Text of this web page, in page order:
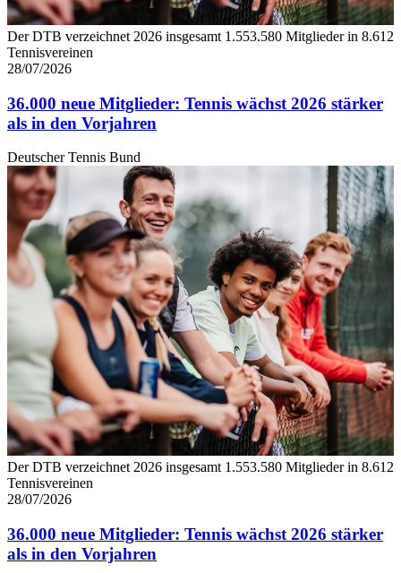
Der DTB verzeichnet 2026 insgesamt 1.553.580 Mitglieder in 8.612
Tennisvereinen
28/07/2026
36.000 neue Mitglieder: Tennis wächst 2026 stärker
als in den Vorjahren
Deutscher Tennis Bund
Der DTB verzeichnet 2026 insgesamt 1.553.580 Mitglieder in 8.612
Tennisvereinen
28/07/2026
36.000 neue Mitglieder: Tennis wächst 2026 stärker
als in den Vorjahren